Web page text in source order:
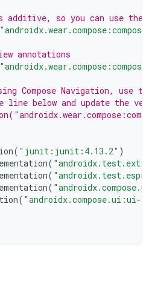
so you can use the
annotations
Compose Navigation, use the
line below and update the
( "junit:junit:4.13.2" )
(
(
(
( "androidx.compose.ui:ui-